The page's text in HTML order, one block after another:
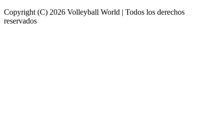
Copyright (C) 2026 Volleyball World | Todos los derechos
reservados